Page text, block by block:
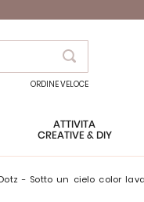
Search
ORDINE VELOCE
ATTIVITÀ
CREATIVE & DIY
- Sotto un cielo color